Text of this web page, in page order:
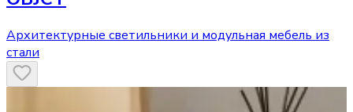
Архитектурные светильники и модульная мебель из
стали